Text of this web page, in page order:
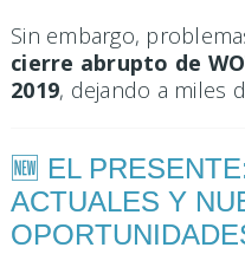
Sin embargo,
cierre abrupto de
2019, dejando a miles
🆕 EL
ACTUALES Y